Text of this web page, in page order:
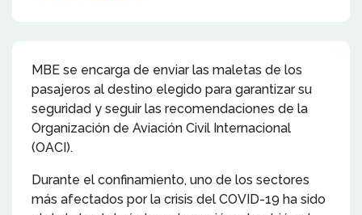
MBE se encarga de enviar las maletas de los
pasajeros al destino elegido para garantizar su
seguridad y seguir las recomendaciones de la
Organización de Aviación Civil Internacional
(OACI).
Durante el confinamiento, uno de los sectores
más afectados por la crisis del COVID-19 ha sido